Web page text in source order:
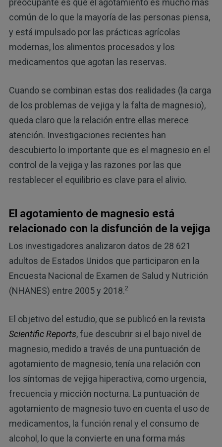
preocupante es que el agotamiento es mucho más
común de lo que la mayoría de las personas piensa,
y está impulsado por las prácticas agrícolas
modernas, los alimentos procesados y los
medicamentos que agotan las reservas.
Cuando se combinan estas dos realidades (la carga
de los problemas de vejiga y la falta de magnesio),
queda claro que la relación entre ellas merece
atención. Investigaciones recientes han
descubierto lo importante que es el magnesio en el
control de la vejiga y las razones por las que
restablecer el equilibrio es clave para el alivio.
El agotamiento de magnesio está
relacionado con la disfunción de la vejiga
Los investigadores analizaron datos de 28 621
adultos de Estados Unidos que participaron en la
Encuesta Nacional de Examen de Salud y Nutrición
(NHANES) entre 2005 y 2018.2
El objetivo del estudio, que se publicó en la revista
Scientific Reports, fue descubrir si el bajo nivel de
magnesio, medido a través de una puntuación de
agotamiento de magnesio, tenía una relación con
los síntomas de vejiga hiperactiva, como urgencia,
frecuencia y micción nocturna. La puntuación de
agotamiento de magnesio tuvo en cuenta el uso de
medicamentos, la función renal y el consumo de
alcohol, lo que la convierte en una forma más